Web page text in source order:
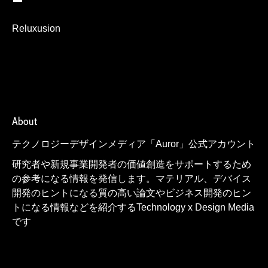
Reluxusion
About
テクノロジーデザインメディア「Auror」公式アカウント
研究者や新規事業開発者の価値創造をサポートするため
の参考になる情報を発信します。マテリアル、デバイス
開発のヒントになる質の高い論文やビジネス開発のヒン
トになる情報などを紹介するTechnology x Design Media
です